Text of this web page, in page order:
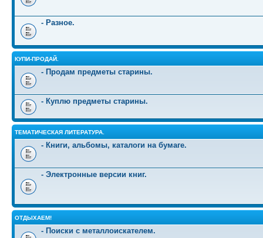
- Разное.
КУПИ-ПРОДАЙ.
- Продам предметы старины.
- Куплю предметы старины.
ТЕМАТИЧЕСКАЯ ЛИТЕРАТУРА.
- Книги, альбомы, каталоги на бумаге.
- Электронные версии книг.
ОТДЫХАЕМ!
- Поиски с металлоискателем.